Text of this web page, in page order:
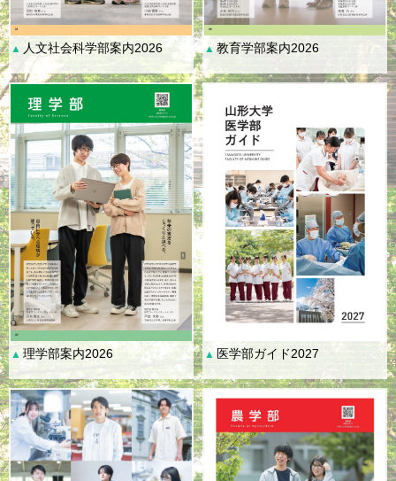
▲ 人文社会科学部案内2026 ▲ 教育学部案内2026
▲理学部案内2026 ▲ 医学部ガイド2027